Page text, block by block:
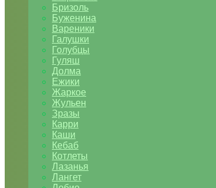
Бризоль
Буженина
Вареники
Галушки
Голубцы
Гуляш
Долма
Ежики
Жаркое
Жульен
Зразы
Карри
Каши
Кебаб
Котлеты
Лазанья
Лангет